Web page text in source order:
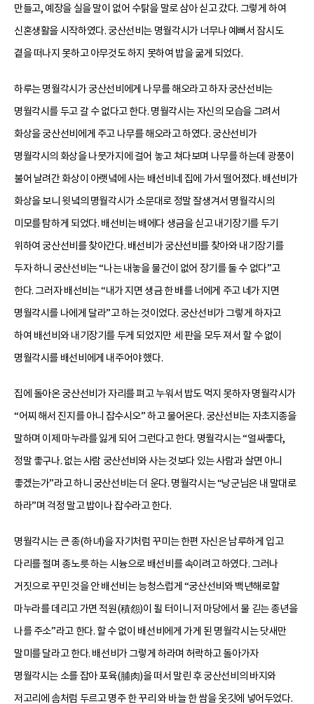
만들고, 예장을 실을 말이 없어 수탉을 말로 삼아 싣고 갔다. 그렇게 하여
신혼생활을 시작하였다. 궁산선비는 명월각시가 너무나 예뻐서 잠시도
곁을 떠나지 못하고 아무것도 하지 못하여 밥을 굶게 되었다.
하루는 명월각시가 궁산선비에게 나무를 해오라고 하자 궁산선비는
명월각시를 두고 갈 수 없다고 한다. 명월각시는 자신의 모습을 그려서
화상을 궁산선비에게 주고 나무를 해오라고 하였다. 궁산선비가
명월각시의 화상을 나뭇가지에 걸어 놓고 쳐다보며 나무를 하는데 광풍이
불어 날려간 화상이 아랫녘에 사는 배선비네 집에 가서 떨어졌다. 배선비가
화상을 보니 윗녘의 명월각시가 소문대로 정말 잘생겨서 명월각시의
미모를 탐하게 되었다. 배선비는 배에다 생금을 싣고 내기장기를 두기
위하여 궁산선비를 찾아간다. 배선비가 궁산선비를 찾아와 내기장기를
두자 하니 궁산선비는 “나는 내놓을 물건이 없어 장기를 둘 수 없다”고
한다. 그러자 배선비는 “내가 지면 생금 한 배를 너에게 주고 네가 지면
명월각시를 나에게 달라”고 하는 것이었다. 궁산선비가 그렇게 하자고
하여 배선비와 내기장기를 두게 되었지만 세 판을 모두 져서 할 수 없이
명월각시를 배선비에게 내주어야 했다.
집에 돌아온 궁산선비가 자리를 펴고 누워서 밥도 먹지 못하자 명월각시가
“어찌 해서 진지를 아니 잡수시오” 하고 물어온다. 궁산선비는 자초지종을
말하며 이제 마누라를 잃게 되어 그런다고 한다. 명월각시는 “얼싸좋다,
정말 좋구나. 없는 사람 궁산선비와 사는 것보다 있는 사람과 살면 아니
좋겠는가”라고 하니 궁산선비는 더 운다. 명월각시는 “낭군님은 내 말대로
하라”며 걱정 말고 밥이나 잡수라고 한다.
명월각시는 큰 종(하녀)을 자기처럼 꾸미는 한편 자신은 남루하게 입고
다리를 절며 종노릇 하는 시늉으로 배선비를 속이려고 하였다. 그러나
거짓으로 꾸민 것을 안 배선비는 능청스럽게 “궁산선비와 백년해로할
마누라를 데리고 가면 적원(積怨)이 될 터이니 저 마당에서 물 긷는 종년을
나를 주소”라고 한다. 할 수 없이 배선비에게 가게 된 명월각시는 닷새만
말미를 달라고 한다. 배선비가 그렇게 하라며 허락하고 돌아가자
명월각시는 소를 잡아 포육(脯肉)을 떠서 말린 후 궁산선비의 바지와
저고리에 솜처럼 두르고 명주 한 꾸리 와 바늘 한 쌈을 옷깃에 넣어두었다.